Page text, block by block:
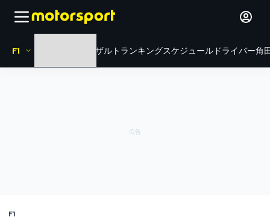
F1 リザルト ランキングスケジュール ドライバー角
F1